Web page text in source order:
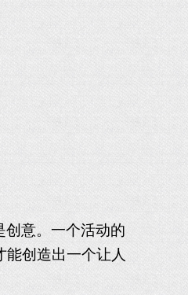
创意。一个活动的
创造出一个让人